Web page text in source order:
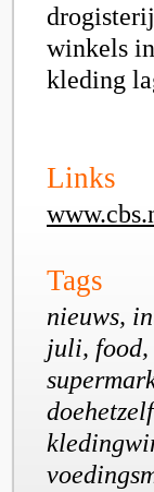
winkels
kleding
Links
Tags
nieuws,
juli, food,